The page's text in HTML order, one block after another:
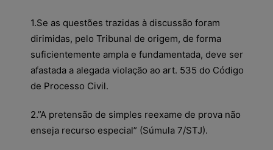
1.Se as questões trazidas à discussão foram
dirimidas, pelo Tribunal de origem, de forma
suficientemente ampla e fundamentada, deve ser
afastada a alegada violação ao art. 535 do Código
de Processo Civil.
2.”A pretensão de simples reexame de prova não
enseja recurso especial” (Súmula 7/STJ).